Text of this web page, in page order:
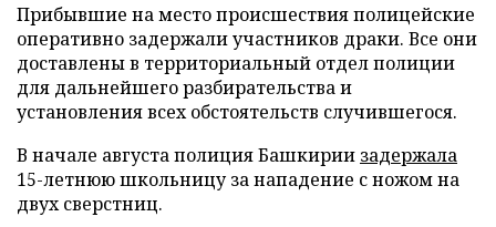
Прибывшие на место происшествия полицейские
оперативно задержали участников драки. Все они
доставлены в территориальный отдел полиции
для дальнейшего разбирательства и
установления всех обстоятельств случившегося.
В начале августа полиция Башкирии задержала
15-летнюю школьницу за нападение с ножом на
двух сверстниц.